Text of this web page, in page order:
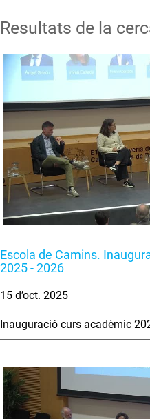
Resultats de la
Escola de Camins.
2025 - 2026
15 d’oct. 2025
Inauguració curs acadèmic